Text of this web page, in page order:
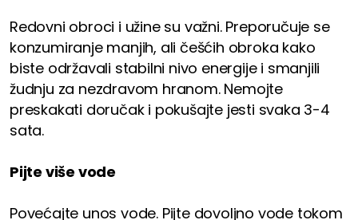
Redovni obroci i užine su važni. Preporučuje se
konzumiranje manjih, ali češćih obroka kako
biste održavali stabilni nivo energije i smanjili
žudnju za nezdravom hranom. Nemojte
preskakati doručak i pokušajte jesti svaka 3-4
sata.
Pijte više vode
Povećajte unos vode. Pijte dovoljno vode tokom